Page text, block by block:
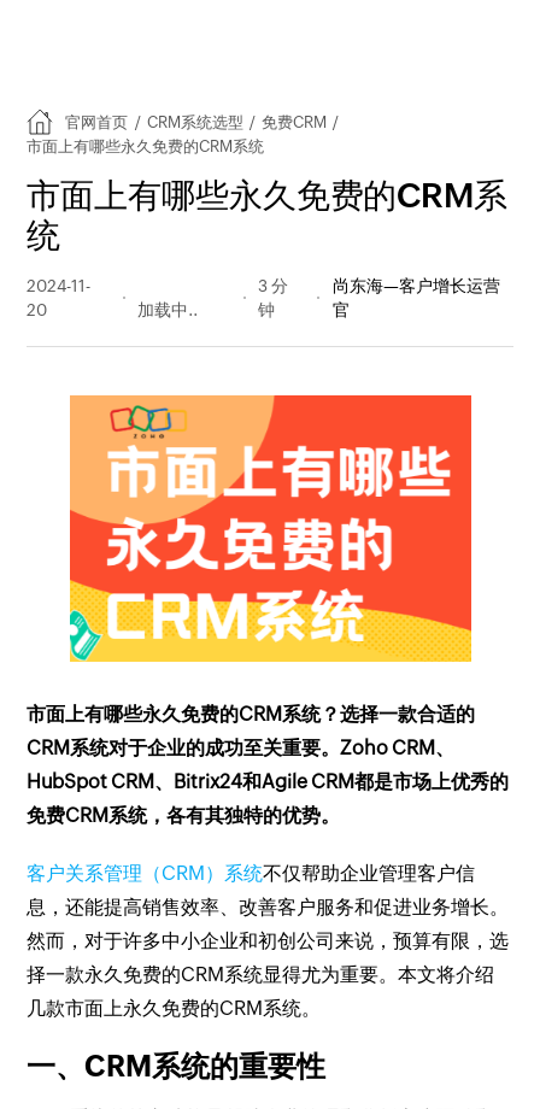
官网首页 / CRM系统选型 / 免费CRM /
市面上有哪些永久免费的CRM系统
市面上有哪些永久免费的CRM系
统
2024-11-
20
量
3 分
钟
尚东海—客户增长运营
官
市面上有哪些永久免费的CRM系统？选择一款合适的
CRM系统对于企业的成功至关重要。Zoho CRM、
HubSpot CRM、Bitrix24和Agile CRM都是市场上优秀的
免费CRM系统，各有其独特的优势。
客户关系管理（CRM）系统不仅帮助企业管理客户信
息，还能提高销售效率、改善客户服务和促进业务增长。
然而，对于许多中小企业和初创公司来说，预算有限，选
择一款永久免费的CRM系统显得尤为重要。本文将介绍
几款市面上永久免费的CRM系统。
一、CRM系统的重要性